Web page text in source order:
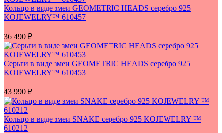
Кольцо в виде змеи GEOMETRIC HEADS серебро 925
KOJEWELRY™ 610457
36 490 ₽
Серьги в виде змеи GEOMETRIC HEADS серебро 925
KOJEWELRY™ 610453
43 990 ₽
Кольцо в виде змеи SNAKE серебро 925 KOJEWELRY ™
610212